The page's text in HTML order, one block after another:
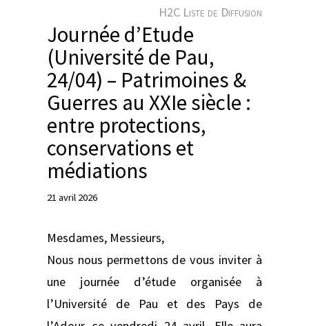
H2C Liste de Diffusion
Journée d’Etude
(Université de Pau,
24/04) – Patrimoines &
Guerres au XXIe siècle :
entre protections,
conservations et
médiations
21 avril 2026
Mesdames, Messieurs,
Nous nous permettons de vous inviter à
une journée d’étude organisée à
l’Université de Pau et des Pays de